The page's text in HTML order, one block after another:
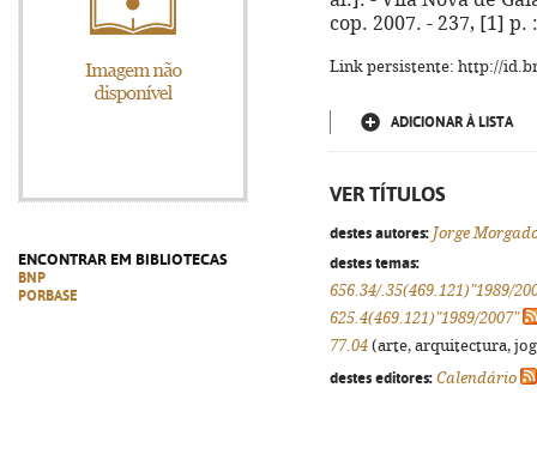
ENCONTRAR EM BIBLIOTECAS
BNP
PORBASE
cop. 2007. - 237, [1] p.
Link persistente: http://
ADICIONAR À LISTA
VER TÍTULOS
destes autores: Jorge
destes temas:
656.34/.35(469.121)"1989/
625.4(469.121)"1989/2007"
77.04 (arte, arquitectura,
destes editores: Calendário